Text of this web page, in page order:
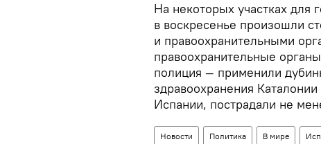
На некоторых участках для
в воскресенье произошли
и правоохранительными
правоохранительные
полиция — применили
здравоохранения
Испании, пострадали не
Новости Политика В мире